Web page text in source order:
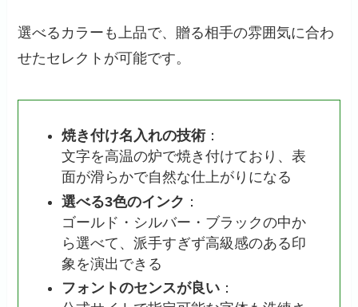
選べるカラーも上品で、贈る相手の雰囲気に合わ
せたセレクトが可能です。
焼き付け名入れの技術 ：
文字を高温の炉で焼き付けており、表
面が滑らかで自然な仕上がりになる
選べる3色のインク ：
ゴールド・シルバー・ブラックの中か
ら選べて、派手すぎず高級感のある印
象を演出できる
フォントのセンスが良い ：